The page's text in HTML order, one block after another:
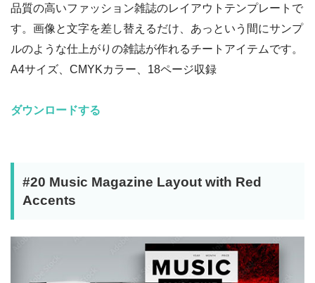
品質の高いファッション雑誌のレイアウトテンプレートで
す。画像と文字を差し替えるだけ、あっという間にサンプ
ルのような仕上がりの雑誌が作れるチートアイテムです。
A4サイズ、CMYKカラー、18ページ収録
ダウンロードする
#20 Music Magazine Layout with Red
Accents